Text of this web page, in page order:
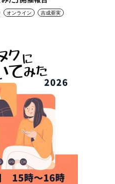
オンライン 吉成亜実